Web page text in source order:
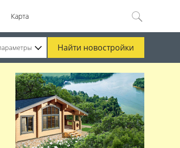
Карта
Найти новостройки